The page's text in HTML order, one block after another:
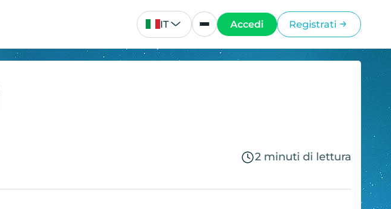
IT Accedi Registrati
2 minuti di lettura